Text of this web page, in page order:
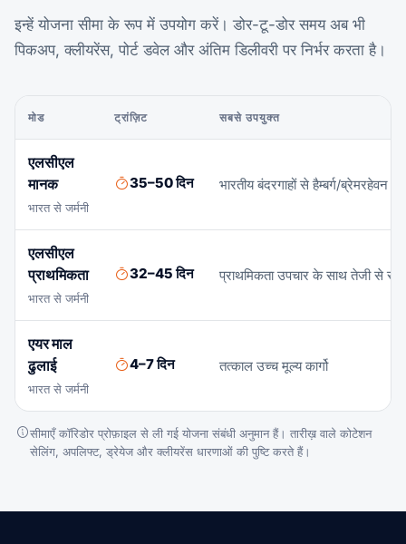
इन्हें योजना सीमा के रूप में उपयोग करें। डोर-टू-डोर समय अब भी
पिकअप, क्लीयरेंस, पोर्ट डवेल और अंतिम डिलीवरी पर निर्भर करता है।
मोड ट्रांज़िट सबसे उपयुक्त
एलसीएल
मानक
भारत से जर्मनी
35–50 दिन भारतीय बंदरगाहों से हैम्बर्ग/ब्रेमरहेवन
एलसीएल
प्राथमिकता
भारत से जर्मनी
32–45 दिन प्राथमिकता उपचार के साथ तेजी से
एयर माल
ढुलाई
भारत से जर्मनी
4–7 दिन तत्काल उच्च मूल्य कार्गो
सीमाएँ कॉरिडोर प्रोफ़ाइल से ली गई योजना संबंधी अनुमान हैं। तारीख़ वाले कोटेशन
सेलिंग, अपलिफ्ट, ड्रेयेज और क्लीयरेंस धारणाओं की पुष्टि करते हैं।